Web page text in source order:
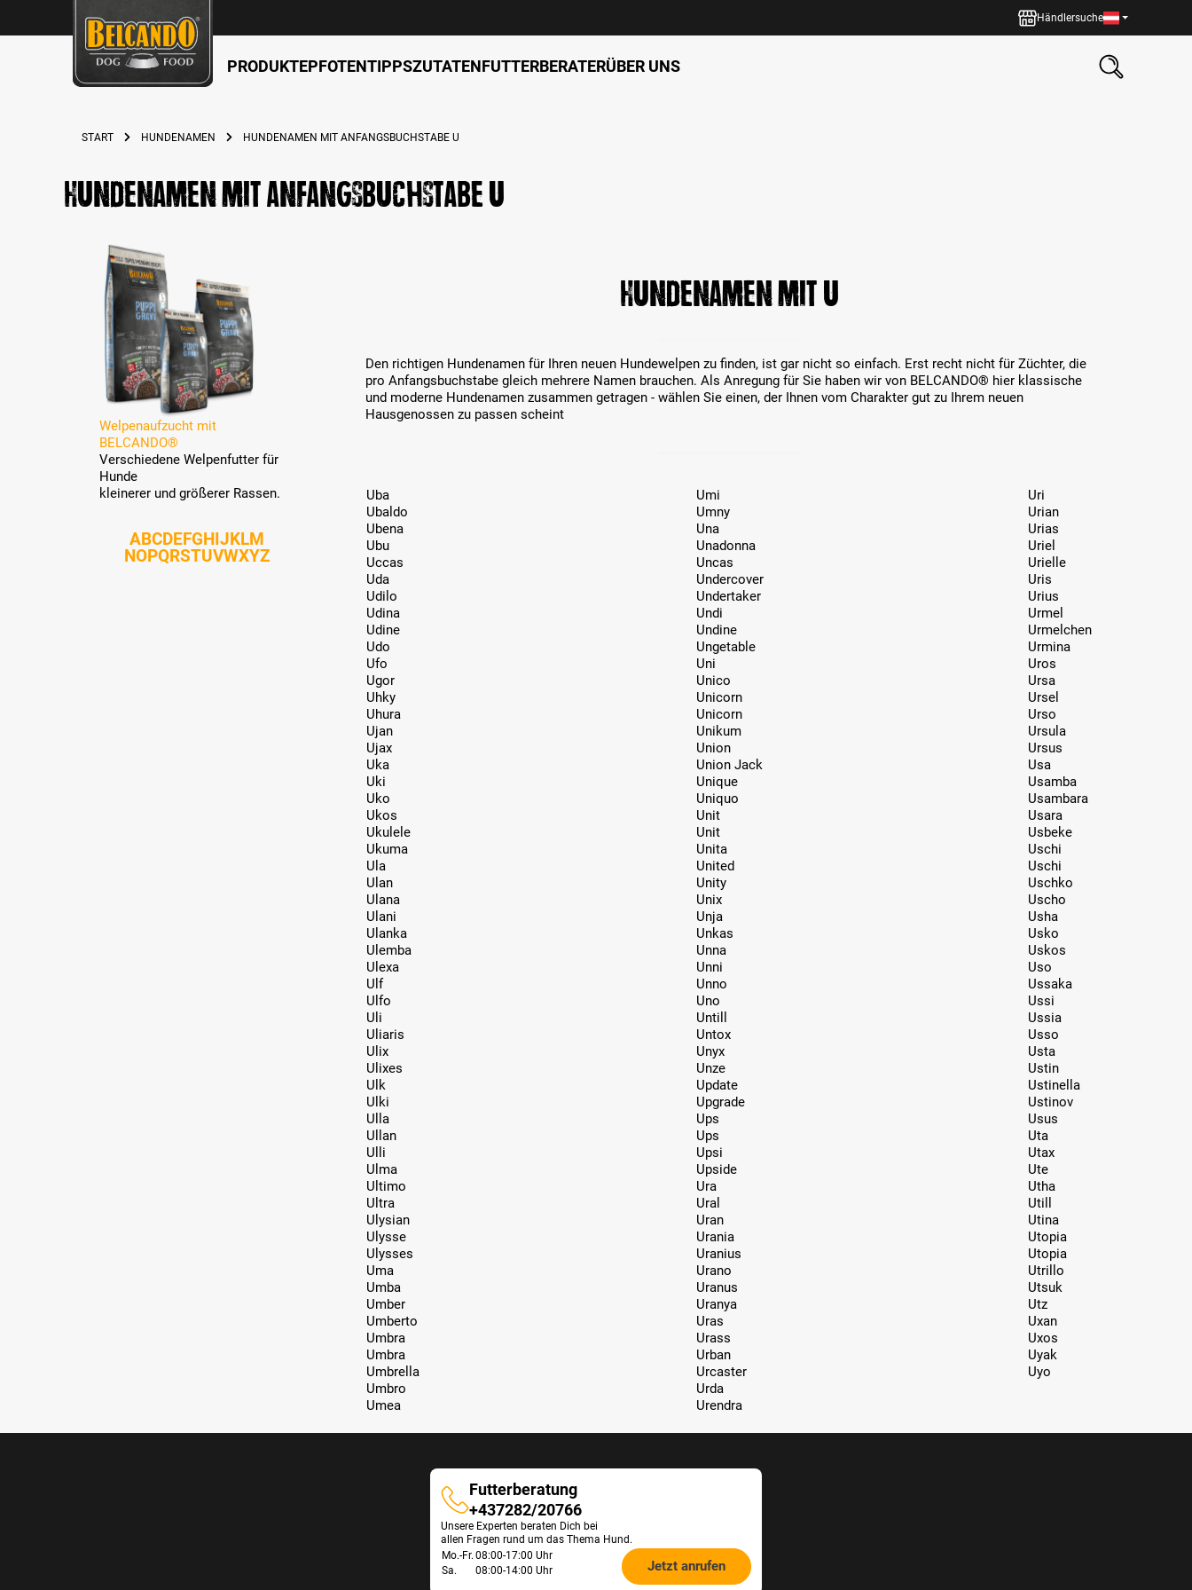
Händlersuche
PRODUKTEPFOTENTIPPSZUTATENFUTTERBERATERÜBER UNS
START HUNDENAMEN HUNDENAMEN MIT ANFANGSBUCHSTABE U
Hundenamen mit Anfangsbuchstabe U
Welpenaufzucht mit
BELCANDO®
Verschiedene Welpenfutter für
Hunde
kleinerer und größerer Rassen.
ABCDEFGHIJKLM
NOPQRSTUVWXYZ
Hundenamen mit U
Den richtigen Hundenamen für Ihren neuen Hundewelpen zu finden, ist gar nicht so einfach. Erst recht nicht für Züchter, die
pro Anfangsbuchstabe gleich mehrere Namen brauchen. Als Anregung für Sie haben wir von BELCANDO® hier klassische
und moderne Hundenamen zusammen getragen - wählen Sie einen, der Ihnen vom Charakter gut zu Ihrem neuen
Hausgenossen zu passen scheint
Uba
Ubaldo
Ubena
Ubu
Uccas
Uda
Udilo
Udina
Udine
Udo
Ufo
Ugor
Uhky
Uhura
Ujan
Ujax
Uka
Uki
Uko
Ukos
Ukulele
Ukuma
Ula
Ulan
Ulana
Ulani
Ulanka
Ulemba
Ulexa
Ulf
Ulfo
Uli
Uliaris
Ulix
Ulixes
Ulk
Ulki
Ulla
Ullan
Ulli
Ulma
Ultimo
Ultra
Ulysian
Ulysse
Ulysses
Uma
Umba
Umber
Umberto
Umbra
Umbra
Umbrella
Umbro
Umea
Umi
Umny
Una
Unadonna
Uncas
Undercover
Undertaker
Undi
Undine
Ungetable
Uni
Unico
Unicorn
Unicorn
Unikum
Union
Union Jack
Unique
Uniquo
Unit
Unit
Unita
United
Unity
Unix
Unja
Unkas
Unna
Unni
Unno
Uno
Untill
Untox
Unyx
Unze
Update
Upgrade
Ups
Ups
Upsi
Upside
Ura
Ural
Uran
Urania
Uranius
Urano
Uranus
Uranya
Uras
Urass
Urban
Urcaster
Urda
Urendra
Uri
Urian
Urias
Uriel
Urielle
Uris
Urius
Urmel
Urmelchen
Urmina
Uros
Ursa
Ursel
Urso
Ursula
Ursus
Usa
Usamba
Usambara
Usara
Usbeke
Uschi
Uschi
Uschko
Uscho
Usha
Usko
Uskos
Uso
Ussaka
Ussi
Ussia
Usso
Usta
Ustin
Ustinella
Ustinov
Usus
Uta
Utax
Ute
Utha
Utill
Utina
Utopia
Utopia
Utrillo
Utsuk
Utz
Uxan
Uxos
Uyak
Uyo
Futterberatung
Futterberatung
+437282/20766
Unsere Experten beraten Dich bei
allen Fragen rund um das Thema Hund.
Öffnungszeiten
Mo.-Fr. 08:00-17:00 Uhr
Sa.
08:00-14:00 Uhr Jetzt anrufen